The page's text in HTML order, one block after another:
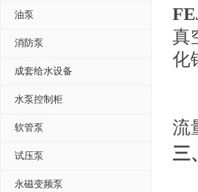
油泵
消防泵
成套给水设备
水泵控制柜
软管泵
试压泵
永磁变频泵
真
化
流
三、